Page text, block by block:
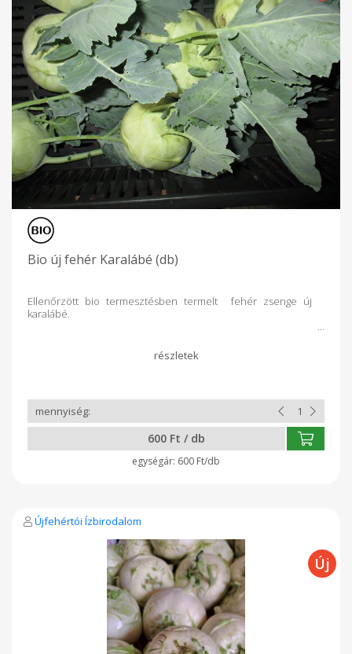
Bio új fehér Karalábé (db)
Ellenőrzött bio termesztésben termelt fehér zsenge új
karalábé.
600 Ft / db
600 Ft/db
Újfehértói Ízbirodalom